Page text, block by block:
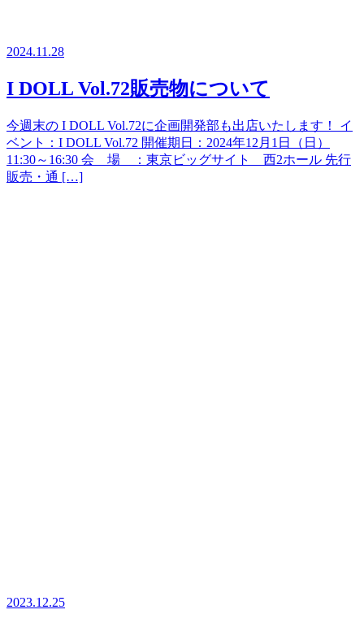
2024.11.28
I DOLL Vol.72販売物について
今週末の I DOLL Vol.72に企画開発部も出店いたします！ イ
ベント：I DOLL Vol.72 開催期日：2024年12月1日（日）
11:30～16:30 会 場 ：東京ビッグサイト 西2ホール 先行
販売・通 […]
2023.12.25